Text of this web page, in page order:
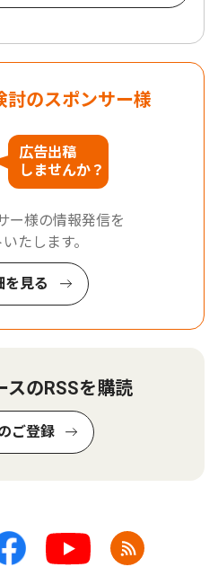
討のスポンサー様
広告出稿
しませんか？
ー様の情報発信を
たします。
を見る
スのRSSを購読
ご登録